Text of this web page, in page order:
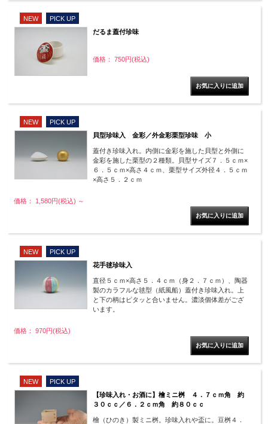
NEW
PICK UP
だるま蓋付珍味
価格： 750円(税込)
NEW
PICK UP
貝型珍味入 金彩／外金彩栗型珍味 小
蓋付き珍味入れ。内側に金彩を施した貝型と外側に
金彩を施した栗型の２種類。貝型サイズ７．５ｃｍ×
６．５ｃｍ×高さ４ｃｍ、栗型サイズ外径４．５ｃｍ
×高さ５．２ｃｍ
価格： 1,580円(税込) ～
NEW
PICK UP
花手毬珍味入
直径５ｃｍ×高さ５．４ｃｍ（身２．７ｃｍ）、陶器
製のカラフルな毬型（紙風船）蓋付き珍味入れ。上
と下の柄はピタッと合いません。濃淡個体差がござ
います。
価格： 970円(税込)
NEW
PICK UP
【珍味入れ・お酒に】檜ミニ桝 ４．７ｃｍ角 約
３０ｃｃ／６．２ｃｍ角 約８０ｃｃ
檜（ひのき）製ミニ桝。珍味入れや盃に。豆桝４．